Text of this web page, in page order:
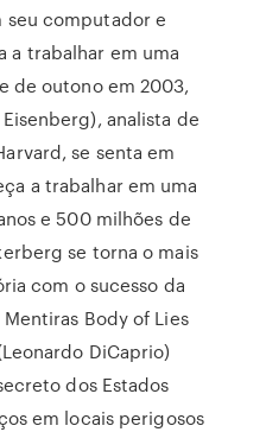
seu computador e
a trabalhar em uma
de outono em 2003,
analista de
se senta em
a trabalhar em uma
e 500 milhões de
se torna o mais
com o sucesso da
Body of Lies
DiCaprio)
dos Estados
em locais perigosos